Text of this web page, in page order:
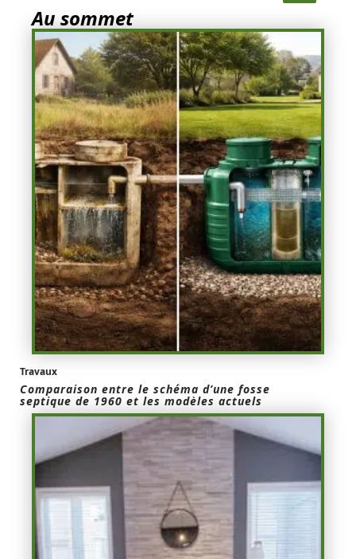
Au sommet
Travaux
Comparaison entre le schéma d’une fosse
septique de 1960 et les modèles actuels